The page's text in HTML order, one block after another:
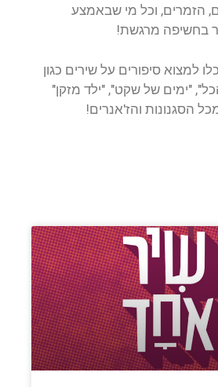
הזמרים, וכל מי שבאמצע
בחשיפה מרגשת!
למצוא סיפורים על שירים כגון
"ימים של שקט", "ילד מזקן"
הסגנונות והז'אנרים!